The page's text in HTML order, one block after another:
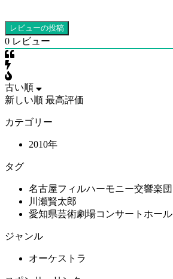
0 レビュー
古い順
新しい順 最高評価
カテゴリー
2010年
タグ
名古屋フィルハーモニー交響楽団
川瀬賢太郎
愛知県芸術劇場コンサートホール
ジャンル
オーケストラ